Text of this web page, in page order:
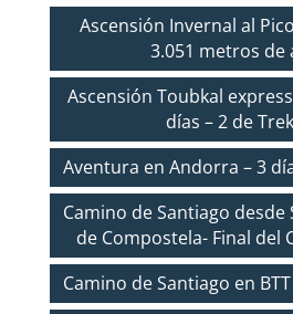
Ascensión Invernal al
3.051 metros de
Ascensión Toubkal
días – 2 de
Aventura en Andorra – 3
Camino de Santiago desde
de Compostela- Final del
Camino de Santiago en